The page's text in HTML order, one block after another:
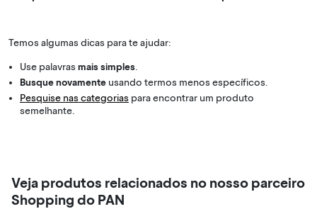
Temos algumas dicas para te ajudar:
Use palavras mais simples.
Busque novamente usando termos menos específicos.
Pesquise nas categorias para encontrar um produto
semelhante.
Veja produtos relacionados no nosso parceiro
Shopping do PAN